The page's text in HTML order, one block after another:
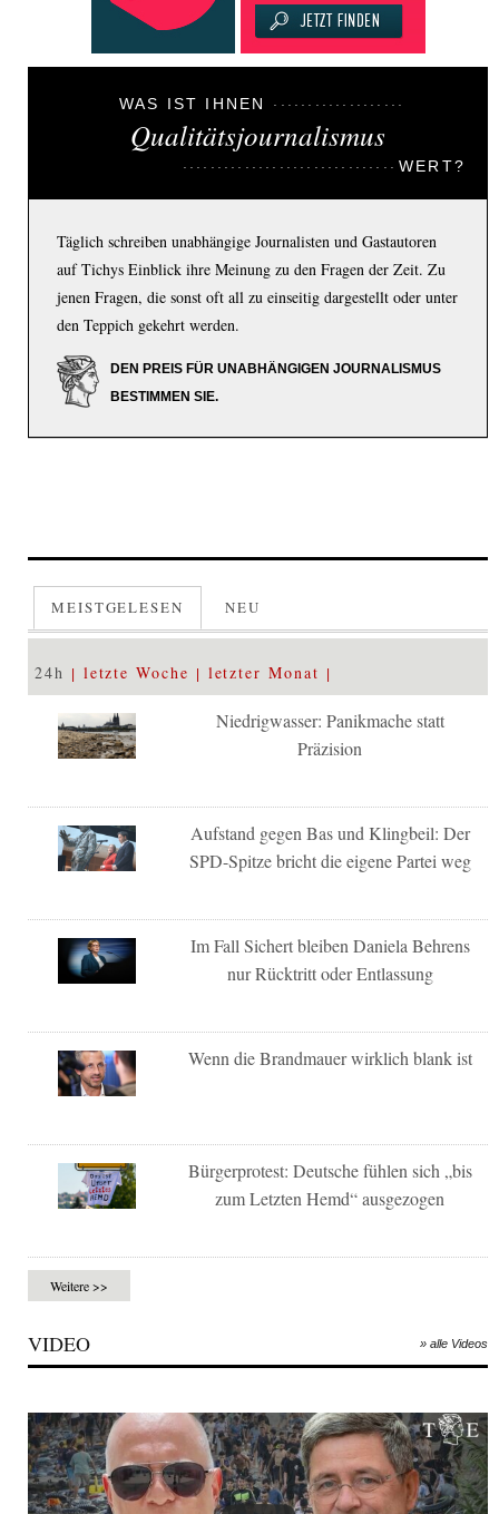
WAS IST IHNEN
Qualitätsjournalismus
WERT?
Täglich schreiben unabhängige Journalisten und Gastautoren
auf Tichys Einblick ihre Meinung zu den Fragen der Zeit. Zu
jenen Fragen, die sonst oft all zu einseitig dargestellt oder unter
den Teppich gekehrt werden.
DEN PREIS FÜR UNABHÄNGIGEN JOURNALISMUS
BESTIMMEN SIE.
MEISTGELESEN NEU
24h letzte Woche letzter Monat
Niedrigwasser: Panikmache statt
Präzision
Aufstand gegen Bas und Klingbeil: Der
SPD-Spitze bricht die eigene Partei weg
Im Fall Sichert bleiben Daniela Behrens
nur Rücktritt oder Entlassung
Wenn die Brandmauer wirklich blank ist
Bürgerprotest: Deutsche fühlen sich „bis
zum Letzten Hemd“ ausgezogen
Weitere >>
VIDEO » alle Videos